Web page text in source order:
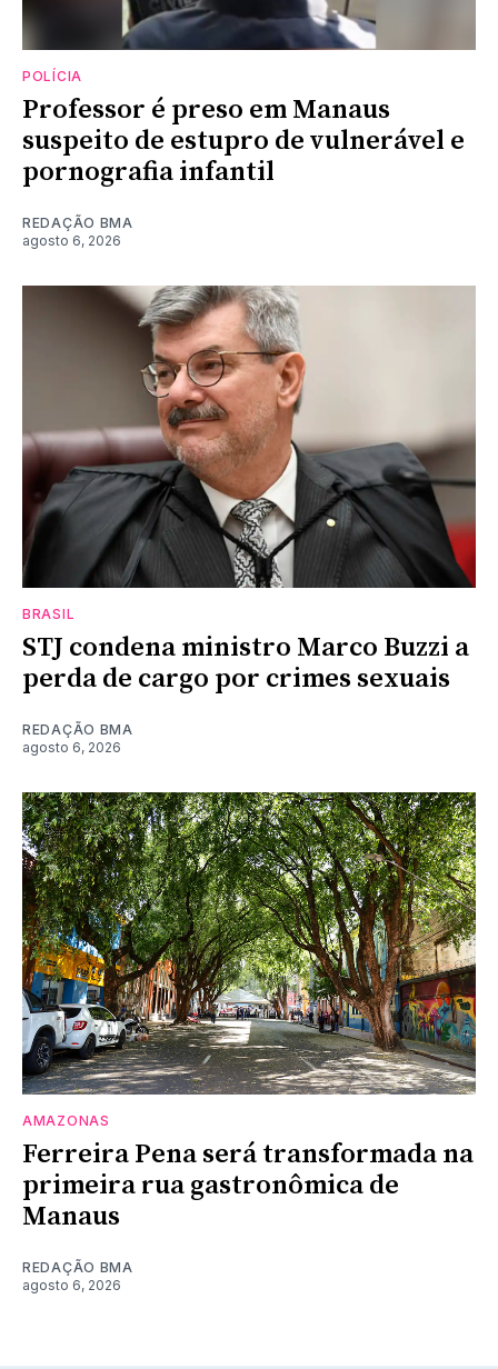
POLÍCIA
Professor é preso em Manaus
suspeito de estupro de vulnerável e
pornografia infantil
REDAÇÃO BMA
agosto 6, 2026
BRASIL
STJ condena ministro Marco Buzzi a
perda de cargo por crimes sexuais
REDAÇÃO BMA
agosto 6, 2026
AMAZONAS
Ferreira Pena será transformada na
primeira rua gastronômica de
Manaus
REDAÇÃO BMA
agosto 6, 2026